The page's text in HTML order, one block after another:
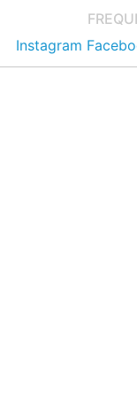
Instagram